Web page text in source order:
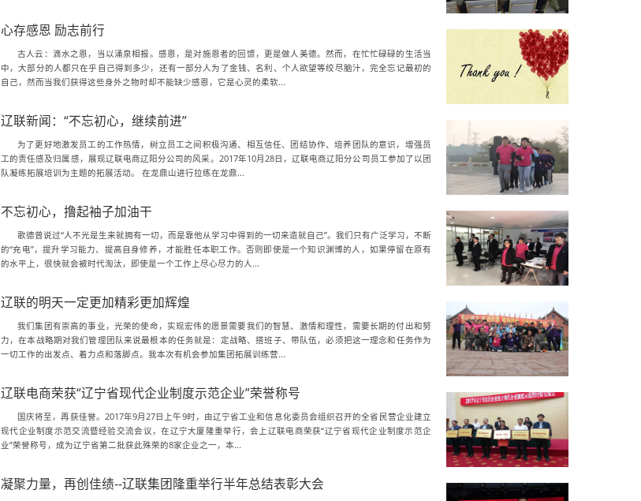
心存感恩 励志前行
古人云：滴水之恩，当以涌泉相报。感恩，是对施恩者的回馈，更是做人美德。然而，在忙忙碌碌的生活当
中，大部分的人都只在乎自己得到多少，还有一部分人为了金钱、名利、个人欲望等绞尽脑汁，完全忘记最初的
自己，然而当我们获得这些身外之物时却不能缺少感恩，它是心灵的柔软...
辽联新闻：“不忘初心，继续前进”
为了更好地激发员工的工作热情，树立员工之间积极沟通、相互信任、团结协作、培养团队的意识，增强员
工的责任感及归属感，展现辽联电商辽阳分公司的风采。2017年10月28日，辽联电商辽阳分公司员工参加了以团
队凝练拓展培训为主题的拓展活动。 在龙鼎山进行拉练在龙鼎...
不忘初心，撸起袖子加油干
歌德曾说过“人不光是生来就拥有一切，而是靠他从学习中得到的一切来造就自己”。我们只有广泛学习，不断
的“充电”，提升学习能力、提高自身修养，才能胜任本职工作。否则即使是一个知识渊博的人，如果停留在原有
的水平上，很快就会被时代淘汰，即使是一个工作上尽心尽力的人...
辽联的明天一定更加精彩更加辉煌
我们集团有崇高的事业，光荣的使命，实现宏伟的愿景需要我们的智慧、激情和理性，需要长期的付出和努
力，在本战略期对我们管理团队来说最根本的任务就是：定战略、搭班子、带队伍，必须把这一理念和任务作为
一切工作的出发点、着力点和落脚点。我本次有机会参加集团拓展训练营...
辽联电商荣获“辽宁省现代企业制度示范企业”荣誉称号
国庆将至，再获佳誉。2017年9月27日上午9时，由辽宁省工业和信息化委员会组织召开的全省民营企业建立
现代企业制度示范交流暨经验交流会议，在辽宁大厦隆重举行，会上辽联电商荣获“辽宁省现代企业制度示范企
业”荣誉称号，成为辽宁省第二批获此殊荣的8家企业之一，本...
凝聚力量，再创佳绩--辽联集团隆重举行半年总结表彰大会